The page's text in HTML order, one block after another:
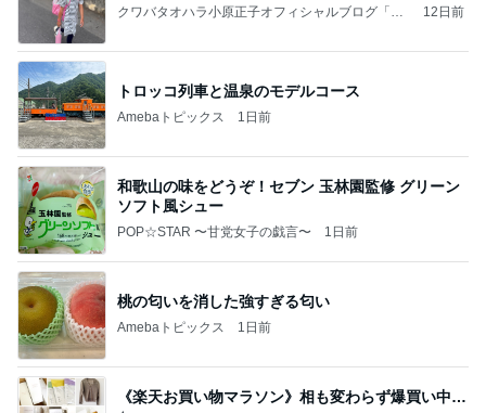
クワバタオハラ小原正子オフィシャルブログ「女
12日前
トロッコ列車と温泉のモデルコース
Amebaトピックス 1日前
和歌山の味をどうぞ！セブン 玉林園監修 グリーン
ソフト風シュー
POP☆STAR 〜甘党女子の戯言〜 1日前
桃の匂いを消した強すぎる匂い
Amebaトピックス 1日前
《楽天お買い物マラソン》相も変わらず爆買い中…